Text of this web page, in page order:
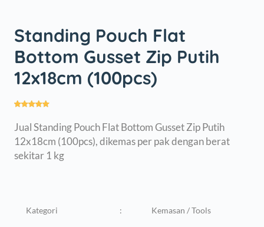
Standing Pouch Flat
Bottom Gusset Zip Putih
12x18cm (100pcs)
Jual Standing Pouch Flat Bottom Gusset Zip Putih
12x18cm (100pcs), dikemas per pak dengan berat
sekitar 1 kg
Kategori : Kemasan / Tools